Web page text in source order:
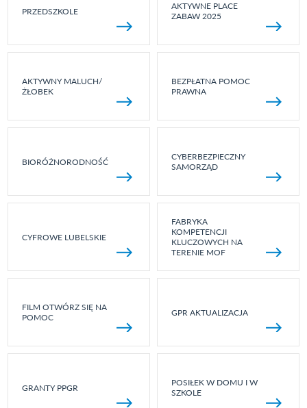
PRZEDSZKOLE
AKTYWNE PLACE
ZABAW 2025
AKTYWNY MALUCH/
ŻŁOBEK
BEZPŁATNA POMOC
PRAWNA
BIORÓŻNORODNOŚĆ
CYBERBEZPIECZNY
SAMORZĄD
CYFROWE LUBELSKIE
FABRYKA
KOMPETENCJI
KLUCZOWYCH NA
TERENIE MOF
FILM OTWÓRZ SIĘ NA
POMOC
GPR AKTUALIZACJA
GRANTY PPGR
POSIŁEK W DOMU I W
SZKOLE